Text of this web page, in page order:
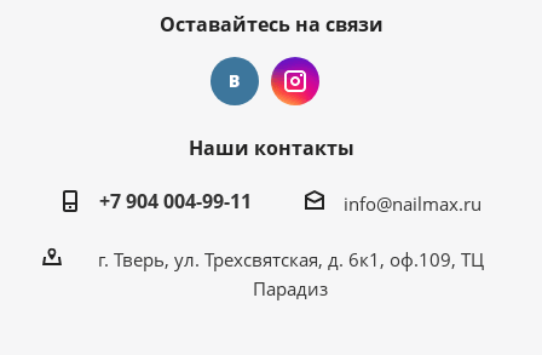
Оставайтесь на связи
Наши контакты
+7 904 004-99-11
info@nailmax.ru
г. Тверь, ул. Трехсвятская, д. 6к1, оф.109, ТЦ
Парадиз